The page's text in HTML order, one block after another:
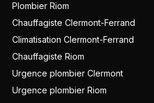
Plombier Riom
Chauffagiste Clermont-Ferrand
Climatisation Clermont-Ferrand
Chauffagiste Riom
Urgence plombier Clermont
Urgence plombier Riom